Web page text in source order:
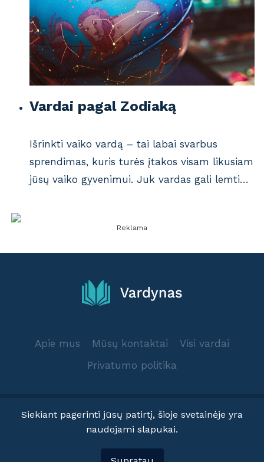
Vardai pagal Zodiaką
Išrinkti vaiko vardą – tai labai svarbus
sprendimas, kuris turės įtakos visam likusiam
jūsų vaiko gyvenimui. Juk vardas gali lemti…
Reklama
Apie mus Mūsų kontaktai
Visi vardai
Privatumo politika
© 2025 Vardynas.info
Siekiant pagerinti jūsų patirtį, šioje svetainėje yra
naudojami slapukai.